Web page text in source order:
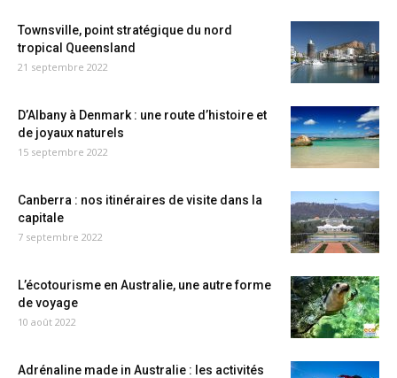
Townsville, point stratégique du nord
tropical Queensland
21 septembre 2022
D’Albany à Denmark : une route d’histoire et
de joyaux naturels
15 septembre 2022
Canberra : nos itinéraires de visite dans la
capitale
7 septembre 2022
L’écotourisme en Australie, une autre forme
de voyage
10 août 2022
Adrénaline made in Australie : les activités